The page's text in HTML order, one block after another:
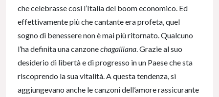
che celebrasse così l’Italia del boom economico. Ed
effettivamente più che cantante era profeta, quel
sogno di benessere non è mai più ritornato. Qualcuno
l’ha definita una canzonechagalliana. Grazie al suo
desiderio di libertà e di progresso in un Paese che sta
riscoprendo la sua vitalità. A questa tendenza, si
aggiungevano anche le canzoni dell’amore rassicurante